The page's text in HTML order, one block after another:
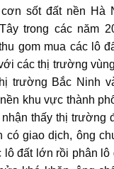
sốt đất nền Hà
trong các năm
gom mua các lô
các thị trường
trường Bắc Ninh
khu vực thành
thấy thị trường
có giao dịch, ông
lô đất lớn rồi phân lô